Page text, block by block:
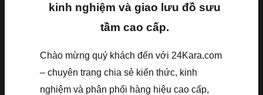
kinh nghiệm và giao lưu đồ sưu
tầm cao cấp.
Chào mừng quý khách đến với 24Kara.com
– chuyên trang chia sẻ kiến thức, kinh
nghiệm và phân phối hàng hiệu cao cấp,